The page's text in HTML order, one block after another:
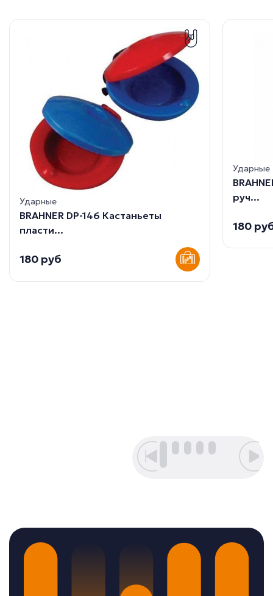
Ударные
BRAHNER DP-146 Кастаньеты
пласти...
180 руб
Ударные
руч...
180